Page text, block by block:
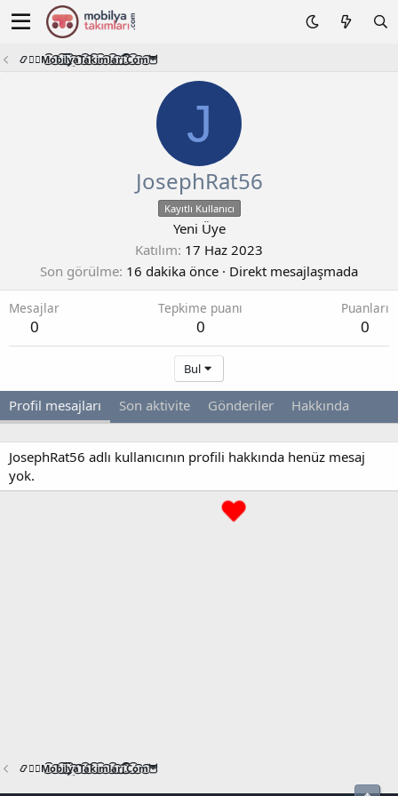
📿🧙‍♂️M͜͡o͜͡b͜͡i͜͡l͜͡y͜͡a͜͡T͜͡a͜͡k͜͡i͜͡m͜͡l͜͡a͜͡r͜͡i͜͡.͜͡C͜͡o͜͡m͜͡🦉
J
JosephRat56
Kayıtlı Kullanıcı
Yeni Üye
Katılım 17 Haz 2023
Son görülme 16 dakika önce · Direkt mesajlaşmada
Mesajlar
0
Tepkime puanı
0
Puanları
0
Bul
Profil mesajları Son aktivite Gönderiler Hakkında
JosephRat56 adlı kullanıcının profili hakkında henüz mesaj
yok.
📿🧙‍♂️M͜͡o͜͡b͜͡i͜͡l͜͡y͜͡a͜͡T͜͡a͜͡k͜͡i͜͡m͜͡l͜͡a͜͡r͜͡i͜͡.͜͡C͜͡o͜͡m͜͡🦉